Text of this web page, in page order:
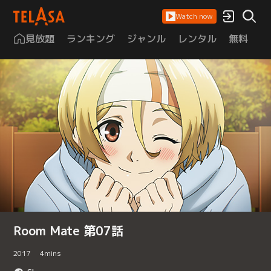
Watch now
見放題 ランキング ジャンル レンタル 無料
Room Mate 第07話
2017 4mins